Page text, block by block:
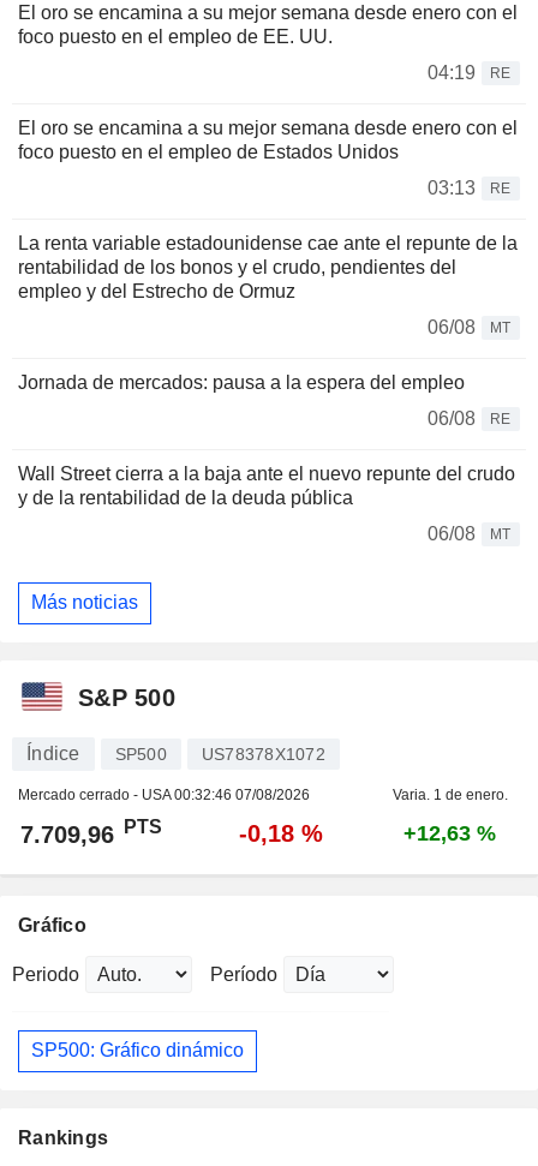
El oro se encamina a su mejor semana desde enero con el
foco puesto en el empleo de EE. UU.
04:19
RE
El oro se encamina a su mejor semana desde enero con el
foco puesto en el empleo de Estados Unidos
03:13
RE
La renta variable estadounidense cae ante el repunte de la
rentabilidad de los bonos y el crudo, pendientes del
empleo y del Estrecho de Ormuz
06/08
MT
Jornada de mercados: pausa a la espera del empleo
06/08
RE
Wall Street cierra a la baja ante el nuevo repunte del crudo
y de la rentabilidad de la deuda pública
06/08
MT
Más noticias
S&P 500
Índice SP500 US78378X1072
Mercado cerrado - USA00:32:46 07/08/2026 Varia. 1 de enero.
7.709,96 PTS -0,18 % +12,63 %
Gráfico
Periodo Período
SP500: Gráfico dinámico
Rankings